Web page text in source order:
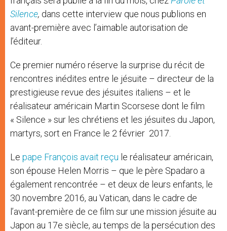
Silence, dans cette interview que nous publions en
avant-première avec l’aimable autorisation de
l’éditeur.
Ce premier numéro réserve la surprise du récit de
rencontres inédites entre le jésuite – directeur de la
prestigieuse revue des jésuites italiens – et le
réalisateur américain Martin Scorsese dont le film
« Silence » sur les chrétiens et les jésuites du Japon,
martyrs, sort en France le 2 février 2017.
Le pape François avait reçu le réalisateur américain,
son épouse Helen Morris – que le père Spadaro a
également rencontrée – et deux de leurs enfants, le
30 novembre 2016, au Vatican, dans le cadre de
l’avant-première de ce film sur une mission jésuite au
Japon au 17e siècle, au temps de la persécution des